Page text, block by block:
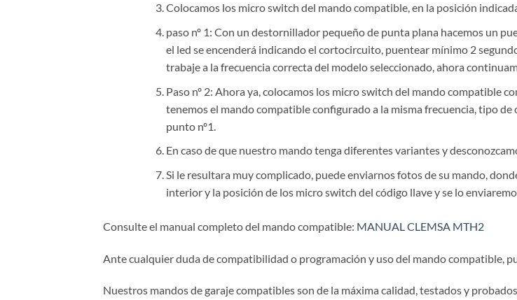
Colocamos los micro switch del mando compatible, en la posición
paso nº 1: Con un destornillador pequeño de punta plana hacemos un
el led se encenderá indicando el cortocircuito, puentear mínimo 2
trabaje a la frecuencia correcta del modelo seleccionado, ahora
Paso nº 2: Ahora ya, colocamos los micro switch del mando compatible
tenemos el mando compatible configurado a la misma frecuencia, tipo
punto nº1.
En caso de que nuestro mando tenga diferentes variantes y
Si le resultara muy complicado, puede enviarnos fotos de su mando,
interior y la posición de los micro switch del código llave y se lo
Consulte el manual completo del mando compatible: MANUAL CLEMSA MTH2
Ante cualquier duda de compatibilidad o programación y uso del mando compatible,
Nuestros mandos de garaje compatibles son de la máxima calidad, testados y